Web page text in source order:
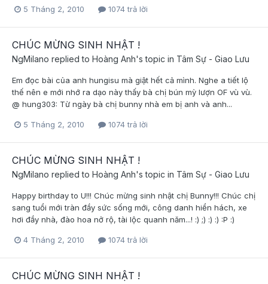
5 Tháng 2, 2010 1074 trả lời
CHÚC MỪNG SINH NHẬT !
NgMilano replied to Hoàng Anh's topic in Tâm Sự - Giao Lưu
Em đọc bài của anh hungisu mà giật hết cả mình. Nghe a tiết lộ
thế nên e mới nhớ ra dạo này thấy bà chị bún mỳ lượn OF vù vù.
@ hung303: Từ ngày bà chị bunny nhà em bị anh và anh...
5 Tháng 2, 2010 1074 trả lời
CHÚC MỪNG SINH NHẬT !
NgMilano replied to Hoàng Anh's topic in Tâm Sự - Giao Lưu
Happy birthday to U!!! Chúc mừng sinh nhật chị Bunny!!! Chúc chị
sang tuổi mới tràn đầy sức sống mới, công danh hiển hách, xe
hơi đầy nhà, đào hoa nở rộ, tài lộc quanh năm...! :) ;) :) :) :P :)
4 Tháng 2, 2010 1074 trả lời
CHÚC MỪNG SINH NHẬT !